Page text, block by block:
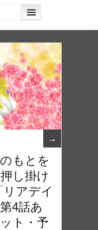
→
もとを
し掛け
アデイ
4話あ
ト・予